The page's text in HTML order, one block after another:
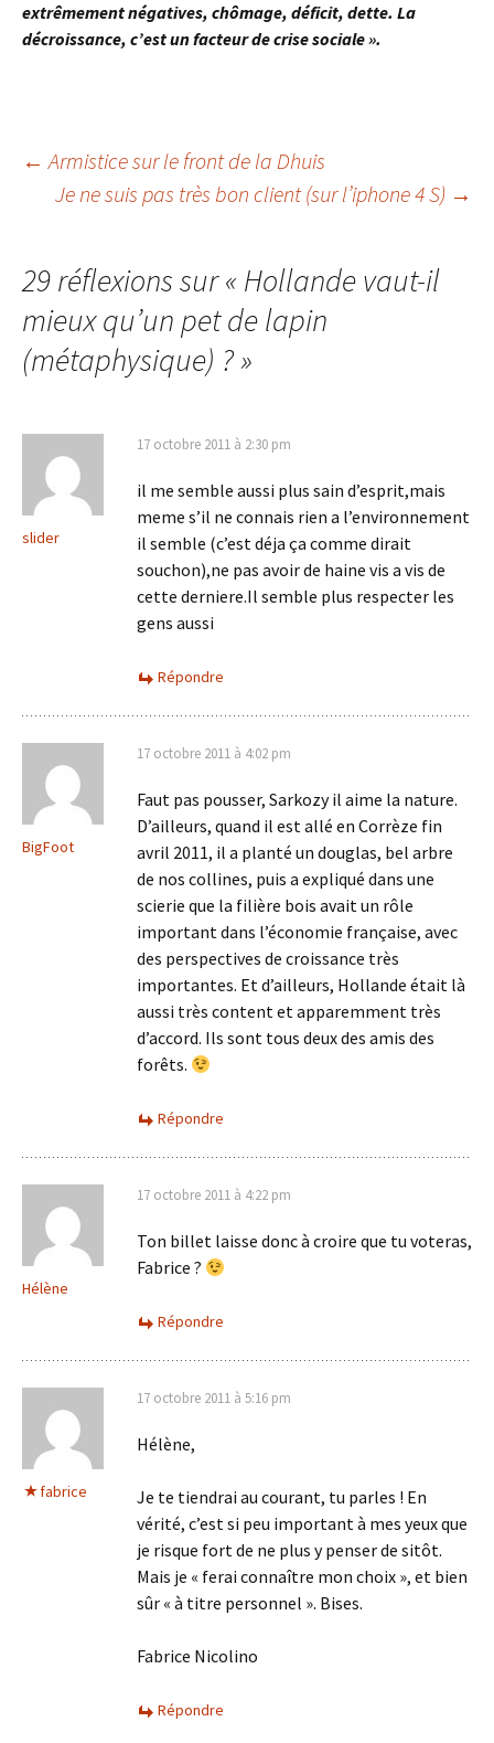
extrêmement négatives, chômage, déficit, dette. La
décroissance, c’est un facteur de crise sociale ».
Navigation
articles
← Armistice sur le front de la Dhuis
Je ne suis pas très bon client (sur l’iphone 4 S) →
29 réflexions sur « Hollande vaut-il
mieux qu’un pet de lapin
(métaphysique) ?»
slider
17 octobre 2011 à 2:30 pm
il me semble aussi plus sain d’esprit,mais
meme s’il ne connais rien a l’environnement
il semble (c’est déja ça comme dirait
souchon),ne pas avoir de haine vis a vis de
cette derniere.Il semble plus respecter les
gens aussi
Répondre
BigFoot
17 octobre 2011 à 4:02 pm
Faut pas pousser, Sarkozy il aime la nature.
D’ailleurs, quand il est allé en Corrèze fin
avril 2011, il a planté un douglas, bel arbre
de nos collines, puis a expliqué dans une
scierie que la filière bois avait un rôle
important dans l’économie française, avec
des perspectives de croissance très
importantes. Et d’ailleurs, Hollande était là
aussi très content et apparemment très
d’accord. Ils sont tous deux des amis des
forêts.
Répondre
Hélène
17 octobre 2011 à 4:22 pm
Ton billet laisse donc à croire que tu voteras,
Fabrice ?
Répondre
fabrice
17 octobre 2011 à 5:16 pm
Hélène,
Je te tiendrai au courant, tu parles ! En
vérité, c’est si peu important à mes yeux que
je risque fort de ne plus y penser de sitôt.
Mais je « ferai connaître mon choix », et bien
sûr « à titre personnel ». Bises.
Fabrice Nicolino
Répondre